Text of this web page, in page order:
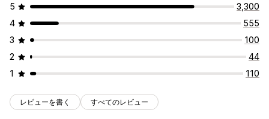
5
3,300
4
555
3
100
2
44
1
110
レビューを書く すべてのレビュー